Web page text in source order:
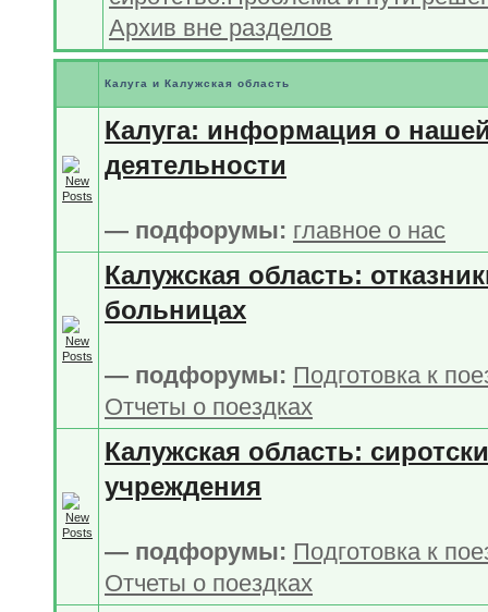
Архив вне разделов
Калуга и Калужская область
Калуга: информация о
деятельности
— подфорумы: главное о нас
Калужская область:
больницах
— подфорумы: Подготовка к
Отчеты о поездках
Калужская область:
учреждения
— подфорумы: Подготовка к
Отчеты о поездках